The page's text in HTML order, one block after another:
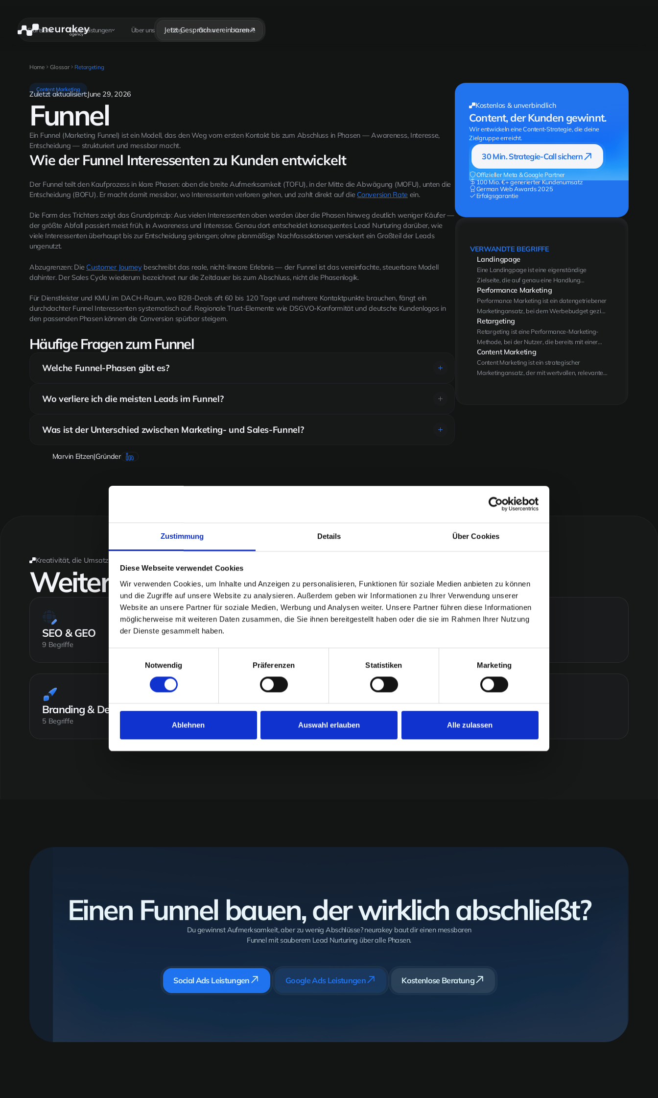
Zustimmung Details Über Cookies
Diese Webseite verwendet Cookies
Wir verwenden Cookies, um Inhalte und Anzeigen zu personalisieren, Funktionen für soziale Medien anbieten zu können
und die Zugriffe auf unsere Website zu analysieren. Außerdem geben wir Informationen zu Ihrer Verwendung unserer
Website an unsere Partner für soziale Medien, Werbung und Analysen weiter. Unsere Partner führen diese Informationen
möglicherweise mit weiteren Daten zusammen, die Sie ihnen bereitgestellt haben oder die sie im Rahmen Ihrer Nutzung
der Dienste gesammelt haben.
Notwendig
Präferenzen Statistiken Marketing
Ablehnen Auswahl erlauben Alle zulassen
Startseite Dienstleistungen Über uns Blog Glossar Karriere
Jetzt Gespräch vereinbaren
Home Glossar Retargeting
Content Marketing
Zuletzt aktualisiert:June 29, 2026
Funnel
Ein Funnel (Marketing Funnel) ist ein Modell, das den Weg vom ersten Kontakt bis zum Abschluss in Phasen — Awareness, Interesse,
Entscheidung — strukturiert und messbar macht.
Wie der Funnel Interessenten zu Kunden entwickelt
Der Funnel teilt den Kaufprozess in klare Phasen: oben die breite Aufmerksamkeit (TOFU), in der Mitte die Abwägung (MOFU), unten die
Entscheidung (BOFU). Er macht damit messbar, wo Interessenten verloren gehen, und zahlt direkt auf die Conversion Rate ein.
Die Form des Trichters zeigt das Grundprinzip: Aus vielen Interessenten oben werden über die Phasen hinweg deutlich weniger Käufer —
der größte Abfall passiert meist früh, in Awareness und Interesse. Genau dort entscheidet konsequentes Lead Nurturing darüber, wie
viele Interessenten überhaupt bis zur Entscheidung gelangen; ohne planmäßige Nachfassaktionen versickert ein Großteil der Leads
ungenutzt.
Abzugrenzen: Die Customer Journeybeschreibt das reale, nicht-lineare Erlebnis — der Funnel ist das vereinfachte, steuerbare Modell
dahinter. Der Sales Cycle wiederum bezeichnet nur die Zeitdauer bis zum Abschluss, nicht die Phasenlogik.
Für Dienstleister und KMU im DACH-Raum, wo B2B-Deals oft 60 bis 120 Tage und mehrere Kontaktpunkte brauchen, fängt ein
durchdachter Funnel Interessenten systematisch auf. Regionale Trust-Elemente wie DSGVO-Konformität und deutsche Kundenlogos in
den passenden Phasen können die Conversion spürbar steigern.
Häufige Fragen zum Funnel
Welche Funnel-Phasen gibt es?
(Entscheidung, BOFU). Jede Phase braucht passende Inhalte und Angebote.
Wo verliere ich die meisten Leads im Funnel?
ab. Der stärkste Hebel ist konsequentes Lead Nurturing an genau diesen Übergängen.
Was ist der Unterschied zwischen Marketing- und Sales-Funnel?
dort und führt über Angebot und Verhandlung bis zum Abschluss.
Marvin Eitzen|Gründer
Kostenlos & unverbindlich
Content, der Kunden gewinnt.
Wir entwickeln eine Content-Strategie, die deine
Zielgruppe erreicht.
30 Min. Strategie-Call sichern
Offizieller Meta & Google Partner
100 Mio. €+ generierter Kundenumsatz
German Web Awards 2025
Erfolgsgarantie
VERWANDTE BEGRIFFE
Landingpage
Eine Landingpage ist eine eigenständige
Zielseite, die auf genau eine Handlung
ausgerichtet ist — etwa eine Anfrage, einen
Download oder einen Kauf.
Performance Marketing
Performance Marketing ist ein datengetriebener
Marketingansatz, bei dem Werbebudget gezielt
in messbare, erfolgsbasierte Kampagnen fließt
— mit klarem Fokus auf Conversions wie Leads
oder Verkäufe.
Retargeting
Retargeting ist eine Performance-Marketing-
Methode, bei der Nutzer, die bereits mit einer
Website oder Anzeige interagiert haben, erneut
mit gezielten Werbeanzeigen angesprochen
werden. Ziel ist es, Kaufabbrecher oder
Content Marketing
Content Marketing ist ein strategischer
Marketingansatz, der mit wertvollen, relevanten
Kreativität, die Umsatz erzeugt
WeitereThemenentdecken
SEO & GEO
9 Begriffe
Branding & Design
5 Begriffe
Automatisierung & KI Strategie & Beratung
0 Begriffe
Einen Funnel bauen, der wirklich abschließt?
Du gewinnst Aufmerksamkeit, aber zu wenig Abschlüsse? neurakey baut dir einen messbaren
Funnel mit sauberem Lead Nurturing über alle Phasen.
Social Ads Leistungen Google Ads Leistungen Kostenlose Beratung